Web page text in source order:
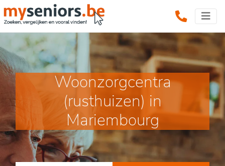
Woonzorgcentra
(rusthuizen) in
Mariembourg